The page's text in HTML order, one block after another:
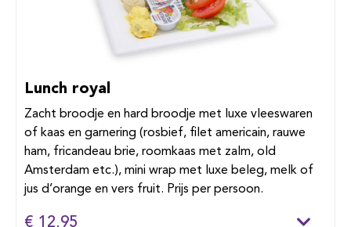
Lunch royal
Zacht broodje en hard broodje met luxe vleeswaren
of kaas en garnering (rosbief, filet americain, rauwe
ham, fricandeau brie, roomkaas met zalm, old
Amsterdam etc.), mini wrap met luxe beleg, melk of
jus d’orange en vers fruit. Prijs per persoon.
€ 12,95